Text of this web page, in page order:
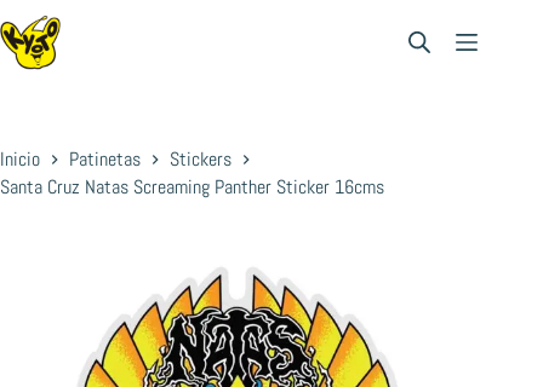
Saltar
al
contenido
Inicio Patinetas
Stickers
Santa Cruz Natas Screaming Panther Sticker 16cms